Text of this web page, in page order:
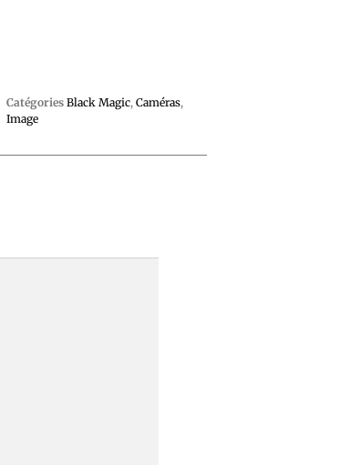
Catégories Black Magic, Caméras,
Image